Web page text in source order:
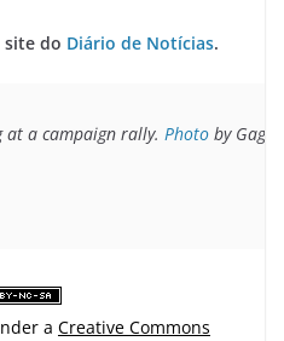
do Diário de Notícias.
at a campaign rally. Photo by
a Creative Commons